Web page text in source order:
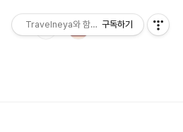
Travelneya와 함께하는 세계여행
구독하기